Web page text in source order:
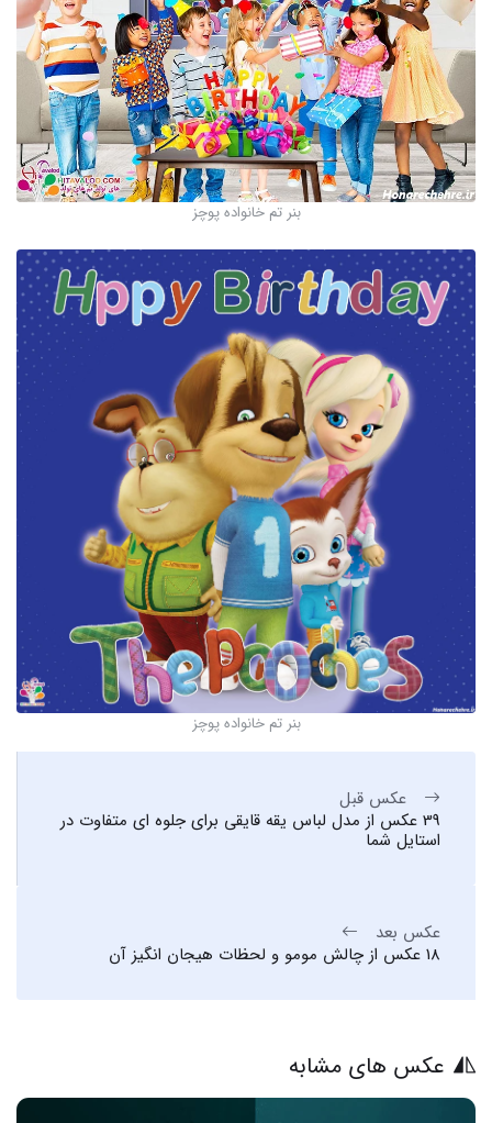
بنر تم خانواده پوچز
بنر تم خانواده پوچز
عکس قبل
39 عکس از مدل لباس یقه قایقی برای جلوه ای متفاوت در
استایل شما
عکس بعد
18 عکس از چالش مومو و لحظات هیجان انگیز آن
عکس های مشابه